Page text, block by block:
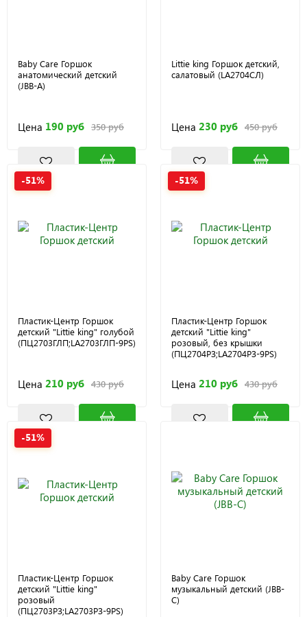
Baby Care Горшок
анатомический детский
(JBB-A)
Цена 190 руб 350 руб
Littie king Горшок детский,
салатовый (LA2704СЛ)
Цена 230 руб 450 руб
-51%
Пластик-Центр Горшок
детский "Littie king" голубой
(ПЦ2703ГЛП;LA2703ГЛП-9PS)
Цена 210 руб 430 руб
-51%
Пластик-Центр Горшок
детский "Littie king"
розовый, без крышки
(ПЦ2704РЗ;LA2704РЗ-9PS)
Цена 210 руб 430 руб
-51%
Пластик-Центр Горшок
детский "Littie king"
розовый
(ПЦ2703РЗ;LA2703РЗ-9PS)
Baby Care Горшок
музыкальный детский (JBB-
C)